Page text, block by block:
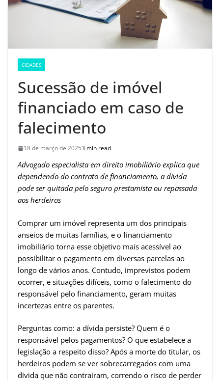
CIDADES
Sucessão de imóvel
financiado em caso de
falecimento
18 de março de 20253 min read
Advogado especialista em direito imobiliário explica que
dependendo do contrato de financiamento, a dívida
pode ser quitada pelo seguro prestamista ou repassada
aos herdeiros
Comprar um imóvel representa um dos principais
anseios de muitas famílias, e o financiamento
imobiliário torna esse objetivo mais acessível ao
possibilitar o pagamento em diversas parcelas ao
longo de vários anos. Contudo, imprevistos podem
ocorrer, e situações difíceis, como o falecimento do
responsável pelo financiamento, geram muitas
incertezas entre os parentes.
Perguntas como: a dívida persiste? Quem é o
responsável pelos pagamentos? O que estabelece a
legislação a respeito disso? Após a morte do titular, os
herdeiros podem se ver sobrecarregados com uma
dívida que não contraíram, correndo o risco de perder